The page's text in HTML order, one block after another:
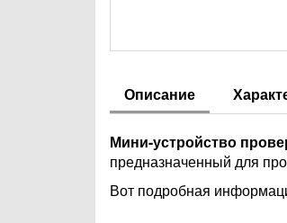
Описание
Мини-устройство
предназначенный для
Вот подробная